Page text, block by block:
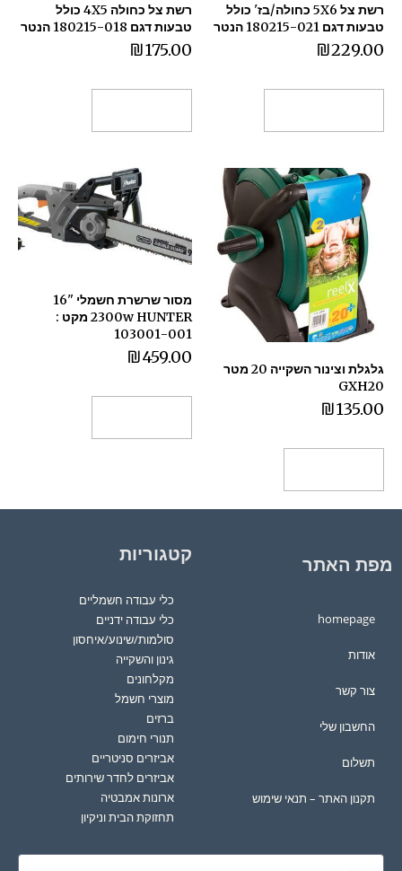
רשת צל 5X6 כחולה/בז' כולל
טבעות דגם 180215-021 הנטר
₪229.00
רשת צל כחולה 4X5 כולל
טבעות דגם 180215-018 הנטר
₪175.00
גלגלת וצינור השקייה 20 מטר
GXH20
₪135.00
מסור שרשרת חשמלי "16
2300w HUNTER מקט :
103001-001
₪459.00
מפת האתר
homepage
אודות
צור קשר
החשבון שלי
תשלום
תקנון האתר – תנאי שימוש
קטגוריות
כלי עבודה חשמליים
כלי עבודה ידניים
סולמות/שינוע/איחסון
גינון והשקייה
מקלחונים
מוצרי חשמל
ברזים
תנורי חימום
אביזרים סניטריים
אביזרים לחדר שירותים
ארונות אמבטיה
תחזוקת הבית וניקיון